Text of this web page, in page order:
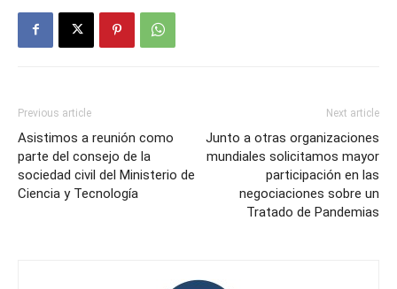
Previous article
Asistimos a reunión como
parte del consejo de la
sociedad civil del Ministerio de
Ciencia y Tecnología
Next article
Junto a otras organizaciones
mundiales solicitamos mayor
participación en las
negociaciones sobre un
Tratado de Pandemias